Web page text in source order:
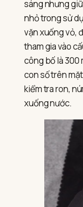
sáng nhưng
nhỏ trong sử
vặn xuống vỏ,
tham gia vào
công bố là 300
con số trên
kiểm tra ron,
xuống nước.